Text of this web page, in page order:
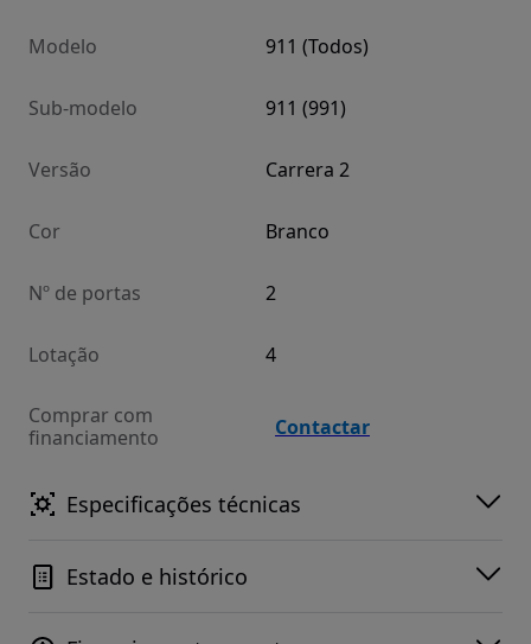
Modelo 911 (Todos)
Sub-modelo 911 (991)
Versão Carrera 2
Cor Branco
Nº de portas 2
Lotação 4
Comprar com
financiamento
Contactar
Especificações técnicas
Estado e histórico